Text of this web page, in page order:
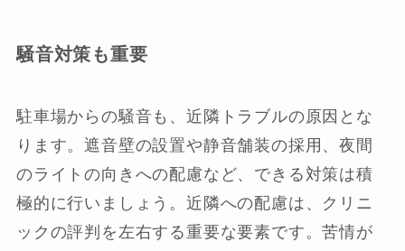
騒音対策も重要
駐車場からの騒音も、近隣トラブルの原因とな
ります。遮音壁の設置や静音舗装の採用、夜間
のライトの向きへの配慮など、できる対策は積
極的に行いましょう。近隣への配慮は、クリニ
ックの評判を左右する重要な要素です。苦情が